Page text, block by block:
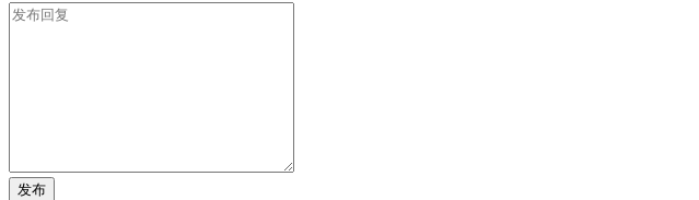
发布